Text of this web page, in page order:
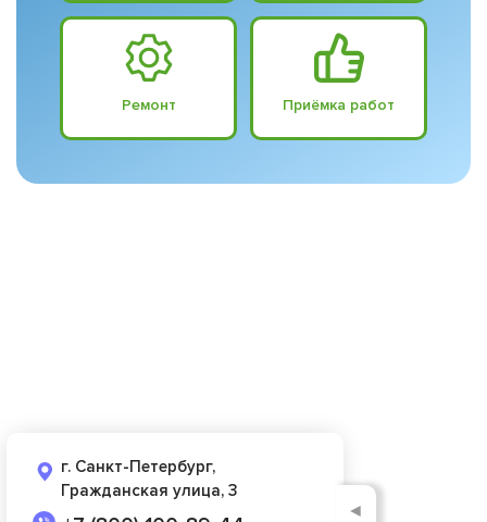
Ремонт Приёмка работ
г. Санкт-Петербург,
Гражданская улица, 3
◄